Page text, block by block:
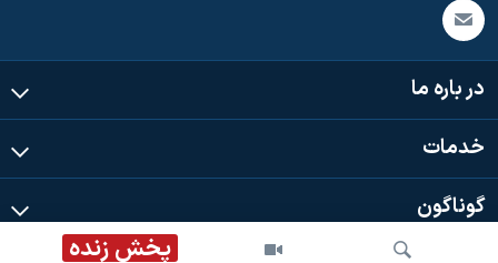
پخش زنده
در باره ما
خدمات
گوناگون